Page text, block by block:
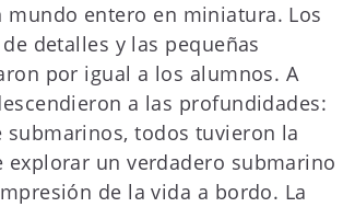
mundo entero en miniatura. Los
detalles y las pequeñas
por igual a los alumnos. A
a las profundidades:
submarinos, todos tuvieron la
explorar un verdadero submarino
de la vida a bordo. La